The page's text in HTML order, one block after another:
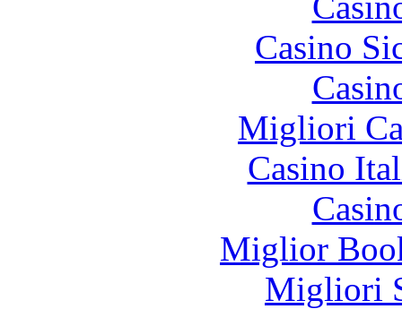
Casino
Migliori
Casino
Miglior
Migliori